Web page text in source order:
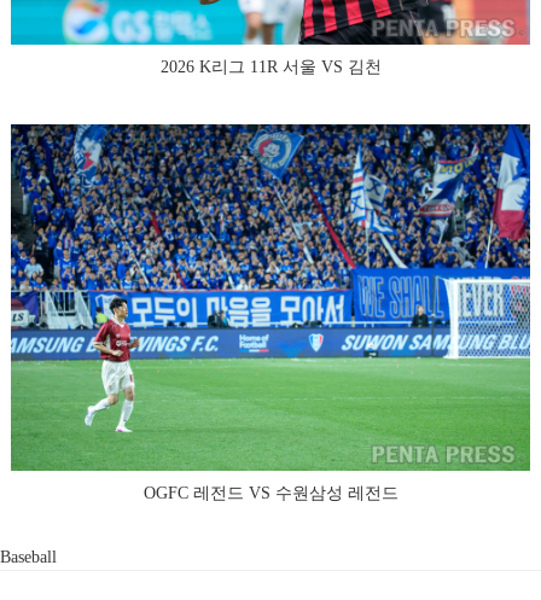
2026 K리그 11R 서울 VS 김천
OGFC 레전드 VS 수원삼성 레전드
Baseball